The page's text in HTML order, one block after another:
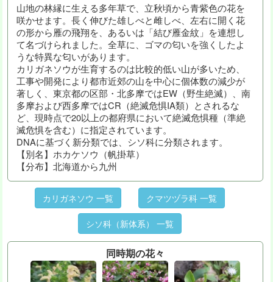
山地の林縁に生える多年草で、立秋頃から青紫色の花を
咲かせます。長く伸びた雄しべと雌しべ、左右に開く花
の形から雁の飛翔を、あるいは「結び雁金紋」を連想し
て名づけられました。全草に、ゴマの匂いを強くしたよ
うな特異な匂いがあります。
カリガネソウが生育するのは比較的低い山が多いため、
工事や開発により都市近郊の山を中心に個体数の減少が
著しく、東京都の区部・北多摩ではEW（野生絶滅）、南
多摩および西多摩ではCR（絶滅危惧IA類）とされるな
ど、現時点で20以上の都府県において絶滅危惧種（準絶
滅危惧を含む）に指定されています。
DNAに基づく新分類では、シソ科に分類されます。
【別名】ホカケソウ（帆掛草）
【分布】北海道から九州
カリガネソウ 一覧 クマツヅラ科 一覧
シソ科（新体系） 一覧
同時期の花々